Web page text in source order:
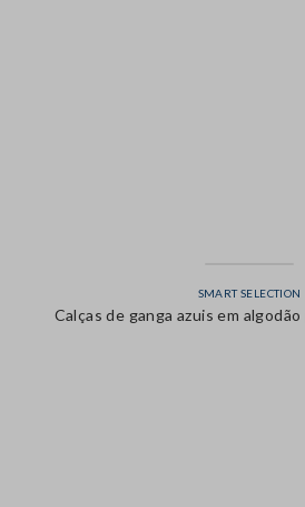
SMART SELECTION
Calças de ganga azuis em